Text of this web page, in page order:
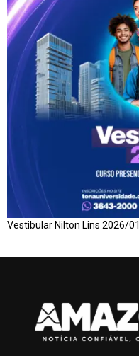
Vestibular Nilton Lins 2026/01